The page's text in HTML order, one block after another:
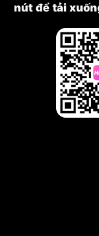
nút để tải